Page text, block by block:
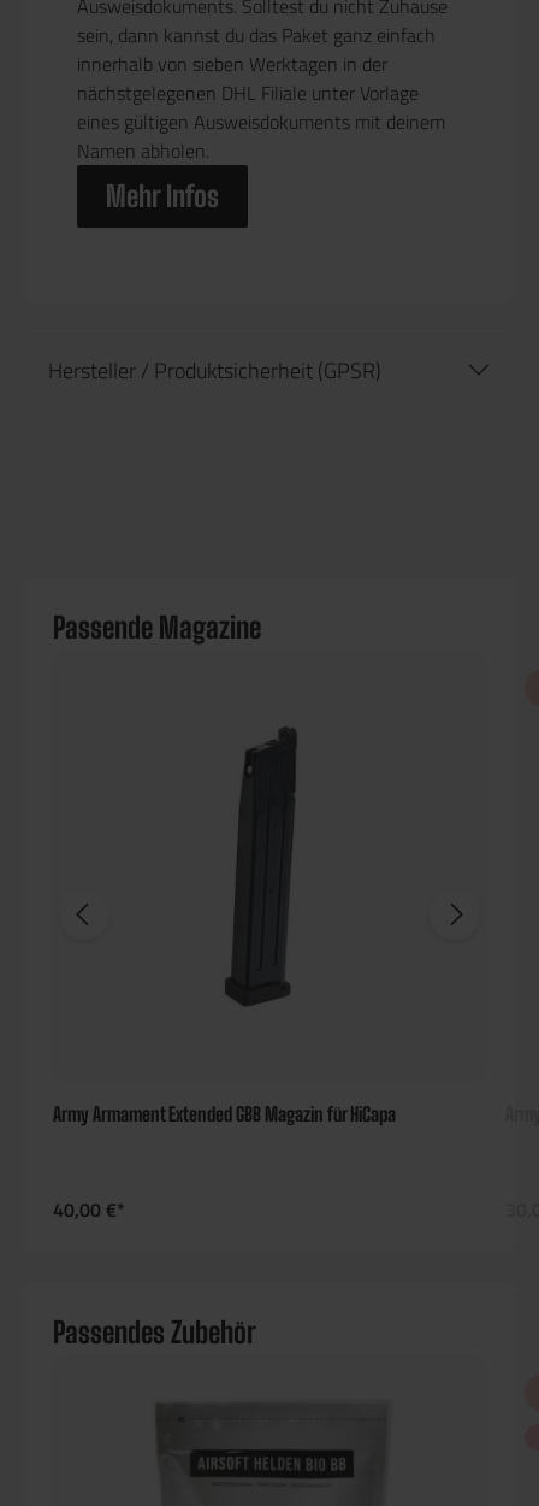
sein, dann kannst du das Paket ganz einfach
innerhalb von sieben Werktagen in der
nächstgelegenen DHL Filiale unter Vorlage
eines gültigen Ausweisdokuments mit deinem
Namen abholen.
Mehr Infos
Hersteller / Produktsicherheit (GPSR)
Passende Magazine
Army Armament Extended GBB Magazin für HiCapa
40,00 €*
Passendes Zubehör